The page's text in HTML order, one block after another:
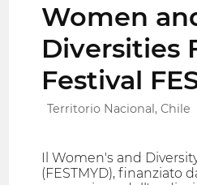
Women
Diversities
Festival
Territorio Nacional, Chile
Il Women's and
(FESTMYD), finanziato